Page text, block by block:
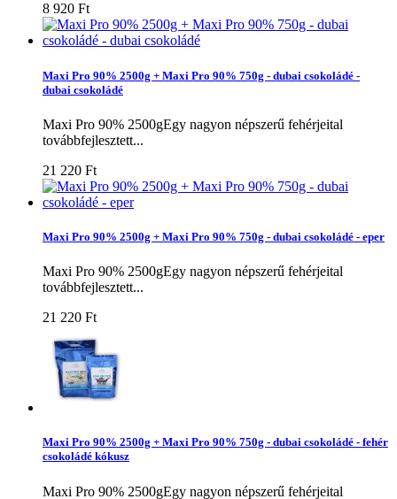
8 920 Ft‎
Maxi Pro 90% 2500g + Maxi Pro 90% 750g - dubai csokoládé -
dubai csokoládé
Maxi Pro 90% 2500gEgy nagyon népszerű fehérjeital
továbbfejlesztett...
21 220 Ft‎
Maxi Pro 90% 2500g + Maxi Pro 90% 750g - dubai csokoládé - eper
Maxi Pro 90% 2500gEgy nagyon népszerű fehérjeital
továbbfejlesztett...
21 220 Ft‎
Maxi Pro 90% 2500g + Maxi Pro 90% 750g - dubai csokoládé - fehér
csokoládé kókusz
Maxi Pro 90% 2500gEgy nagyon népszerű fehérjeital